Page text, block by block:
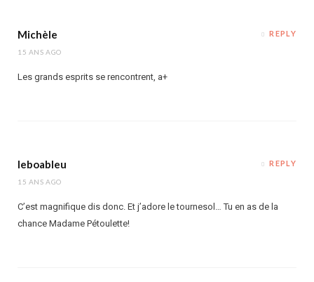
Michèle
15 ANS AGO
REPLY
Les grands esprits se rencontrent, a+
leboableu
15 ANS AGO
REPLY
C’est magnifique dis donc. Et j’adore le tournesol… Tu en as de la
chance Madame Pétoulette!